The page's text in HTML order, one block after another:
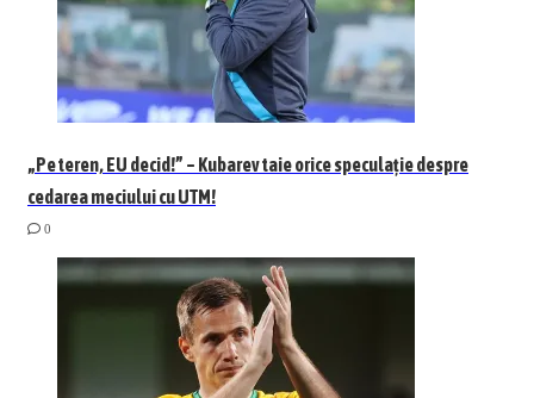
„Pe teren, EU decid!” – Kubarev taie orice speculație despre
cedarea meciului cu UTM!
0